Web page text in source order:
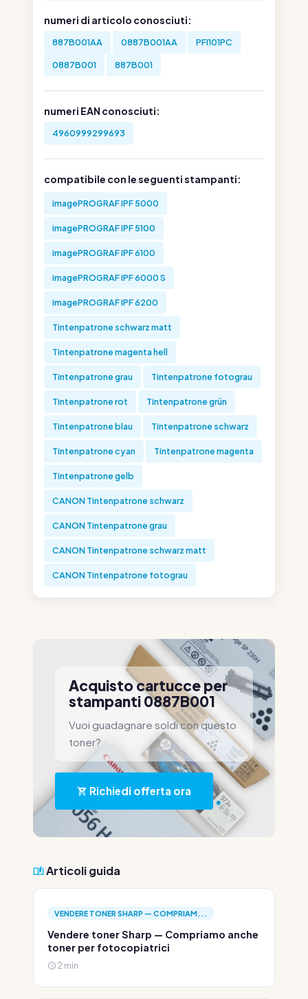
numeri di articolo conosciuti:
887B001AA 0887B001AA PFI101PC
0887B001 887B001
numeri EAN conosciuti:
4960999299693
compatibile con le seguenti stampanti:
imagePROGRAF IPF 5000
imagePROGRAF IPF 5100
imagePROGRAF IPF 6100
imagePROGRAF IPF 6000 S
imagePROGRAF IPF 6200
Tintenpatrone schwarz matt
Tintenpatrone magenta hell
Tintenpatrone grau Tintenpatrone fotograu
Tintenpatrone rot Tintenpatrone grün
Tintenpatrone blau Tintenpatrone schwarz
Tintenpatrone cyan Tintenpatrone magenta
Tintenpatrone gelb
CANON Tintenpatrone schwarz
CANON Tintenpatrone grau
CANON Tintenpatrone schwarz matt
CANON Tintenpatrone fotograu
Acquisto cartucce per
stampanti 0887B001
Vuoi guadagnare soldi con questo
toner?
Richiedi offerta ora
Articoli guida
VENDERE TONER SHARP — COMPRIAM...
Vendere toner Sharp — Compriamo anche
toner per fotocopiatrici
2 min